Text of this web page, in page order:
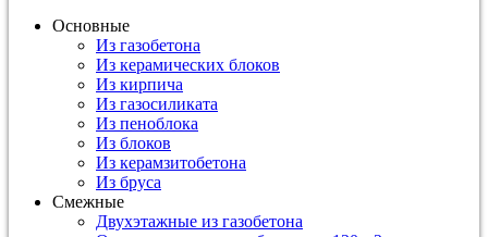
Основные
Из газобетона
Из керамических блоков
Из кирпича
Из газосиликата
Из пеноблока
Из блоков
Из керамзитобетона
Из бруса
Смежные
Двухэтажные из газобетона